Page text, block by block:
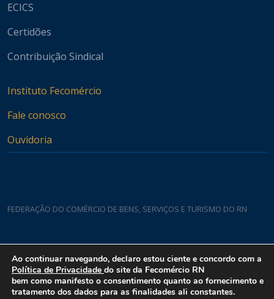
ECICS
Certidões
Contribuição Sindical
Instituto Fecomércio
Fale conosco
Ouvidoria
FEDERAÇÃO DO COMÉRCIO DE BENS, SERVIÇOS E TURISMO DO RN
Rua Padre João Damasceno, 1935 - Lagoa Nova CEP 59075-760
Ao continuar navegando, declaro estou ciente e concordo com a
Política de Privacidade do site da Fecomércio RN
bem como manifesto o consentimento quanto ao fornecimento e
tratamento dos dados para as finalidades ali constantes.